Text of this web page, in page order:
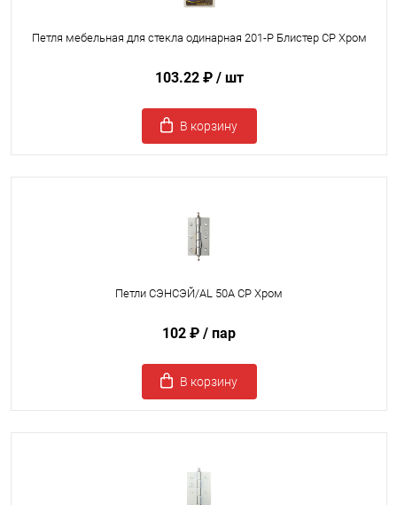
Петля мебельная для стекла одинарная 201-P Блистер CP Хром
103.22 ₽ / шт
В корзину
Петли СЭНСЭЙ/AL 50A CP Хром
102 ₽ / пар
В корзину